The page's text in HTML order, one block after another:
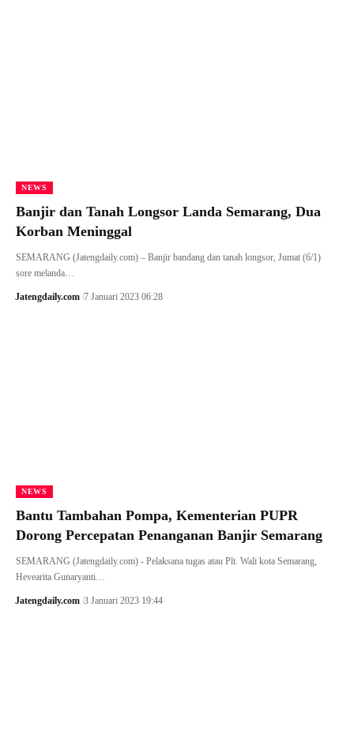
NEWS
Banjir dan Tanah Longsor Landa Semarang, Dua
Korban Meninggal
SEMARANG (Jatengdaily.com) – Banjir bandang dan tanah longsor, Jumat (6/1)
sore melanda…
Jatengdaily.com 7 Januari 2023 06:28
NEWS
Bantu Tambahan Pompa, Kementerian PUPR
Dorong Percepatan Penanganan Banjir Semarang
SEMARANG (Jatengdaily.com) - Pelaksana tugas atau Plt. Wali kota Semarang,
Hevearita Gunaryanti…
Jatengdaily.com 3 Januari 2023 19:44